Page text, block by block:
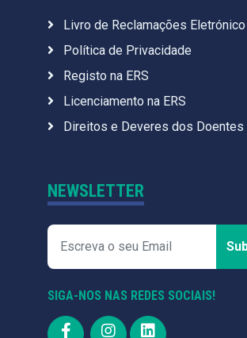
Livro de Reclamações Eletrónico
Política de Privacidade
Registo na ERS
Licenciamento na ERS
Direitos e Deveres dos Doentes
NEWSLETTER
SIGA-NOS NAS REDES SOCIAIS!